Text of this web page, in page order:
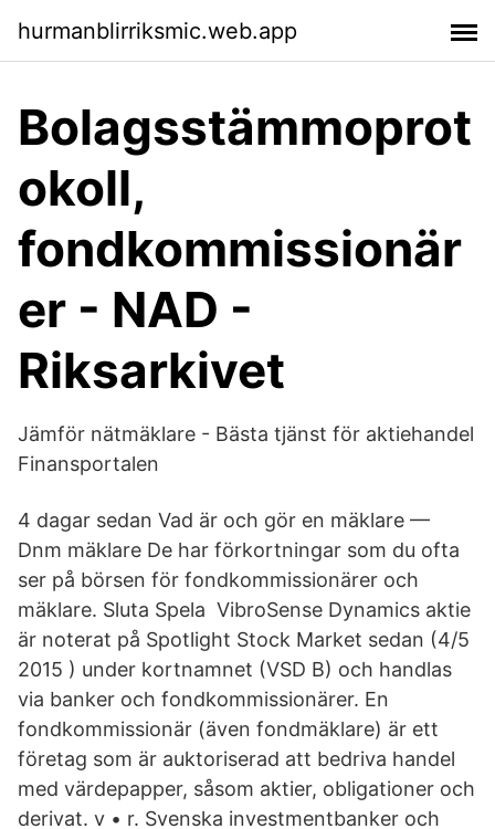
hurmanblirriksmic.web.app
Bolagsstämmoprot
okoll,
fondkommissionär
er - NAD -
Riksarkivet
Jämför nätmäklare - Bästa tjänst för aktiehandel
Finansportalen
4 dagar sedan Vad är och gör en mäklare —
Dnm mäklare De har förkortningar som du ofta
ser på börsen för fondkommissionärer och
mäklare. Sluta Spela VibroSense Dynamics aktie
är noterat på Spotlight Stock Market sedan (4/5
2015 ) under kortnamnet (VSD B) och handlas
via banker och fondkommissionärer. En
fondkommissionär (även fondmäklare) är ett
företag som är auktoriserad att bedriva handel
med värdepapper, såsom aktier, obligationer och
derivat. v • r. Svenska investmentbanker och